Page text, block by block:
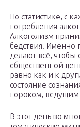
По статистике, с
потребления
Алкоголизм
бедствия. Именно
делают всё, чтобы
общественной
равно как и к
состояние
пороком, ведущим
В этот день во